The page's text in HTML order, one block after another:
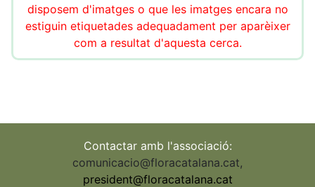
disposem d'imatges o que les imatges encara no
estiguin etiquetades adequadament per aparèixer
com a resultat d'aquesta cerca.
Contactar amb l'associació:
comunicacio@floracatalana.cat,
president@floracatalana.cat